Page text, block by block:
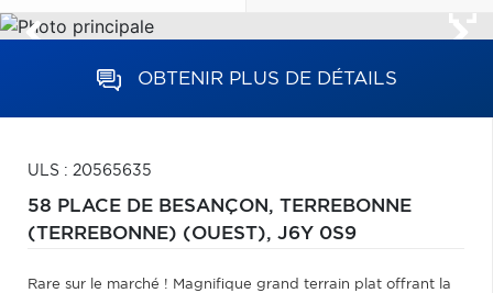
OBTENIR PLUS DE DÉTAILS
ULS : 20565635
58 PLACE DE BESANÇON, TERREBONNE
(TERREBONNE) (OUEST), J6Y 0S9
Rare sur le marché ! Magnifique grand terrain plat offrant la